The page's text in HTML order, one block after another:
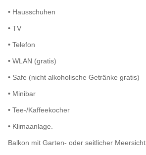
• Hausschuhen
• TV
• Telefon
• WLAN (gratis)
• Safe (nicht alkoholische Getränke gratis)
• Minibar
• Tee-/Kaffeekocher
• Klimaanlage.
Balkon mit Garten- oder seitlicher Meersicht.